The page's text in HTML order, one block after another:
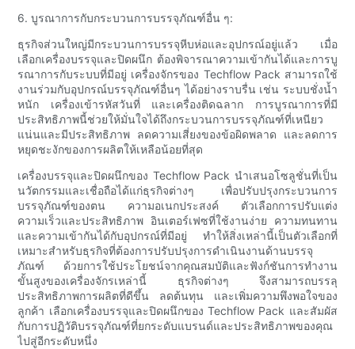
6. บูรณาการกับกระบวนการบรรจุภัณฑ์อื่น ๆ:
ธุรกิจส่วนใหญ่มีกระบวนการบรรจุหีบห่อและอุปกรณ์อยู่แล้ว เมื่อ
เลือกเครื่องบรรจุและปิดผนึก ต้องพิจารณาความเข้ากันได้และการบู
รณาการกับระบบที่มีอยู่ เครื่องจักรของ Techflow Pack สามารถใช้
งานร่วมกับอุปกรณ์บรรจุภัณฑ์อื่นๆ ได้อย่างราบรื่น เช่น ระบบชั่งน้ำ
หนัก เครื่องเข้ารหัสวันที่ และเครื่องติดฉลาก การบูรณาการที่มี
ประสิทธิภาพนี้ช่วยให้มั่นใจได้ถึงกระบวนการบรรจุภัณฑ์ที่เหนียว
แน่นและมีประสิทธิภาพ ลดความเสี่ยงของข้อผิดพลาด และลดการ
หยุดชะงักของการผลิตให้เหลือน้อยที่สุด
เครื่องบรรจุและปิดผนึกของ Techflow Pack นำเสนอโซลูชั่นที่เป็น
นวัตกรรมและเชื่อถือได้แก่ธุรกิจต่างๆ เพื่อปรับปรุงกระบวนการ
บรรจุภัณฑ์ของตน ความอเนกประสงค์ ตัวเลือกการปรับแต่ง
ความเร็วและประสิทธิภาพ อินเตอร์เฟซที่ใช้งานง่าย ความทนทาน
และความเข้ากันได้กับอุปกรณ์ที่มีอยู่ ทำให้สิ่งเหล่านี้เป็นตัวเลือกที่
เหมาะสำหรับธุรกิจที่ต้องการปรับปรุงการดำเนินงานด้านบรรจุ
ภัณฑ์ ด้วยการใช้ประโยชน์จากคุณสมบัติและฟังก์ชันการทำงาน
ขั้นสูงของเครื่องจักรเหล่านี้ ธุรกิจต่างๆ จึงสามารถบรรลุ
ประสิทธิภาพการผลิตที่ดีขึ้น ลดต้นทุน และเพิ่มความพึงพอใจของ
ลูกค้า เลือกเครื่องบรรจุและปิดผนึกของ Techflow Pack และสัมผัส
กับการปฏิวัติบรรจุภัณฑ์ที่ยกระดับแบรนด์และประสิทธิภาพของคุณ
ไปสู่อีกระดับหนึ่ง